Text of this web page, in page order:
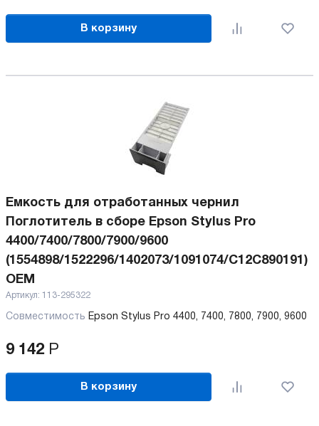
В корзину
Емкость для отработанных чернил
Поглотитель в сборе Epson Stylus Pro
4400/7400/7800/7900/9600
(1554898/1522296/1402073/1091074/C12C890191)
OEM
Артикул: 113-295322
Совместимость Epson Stylus Pro 4400, 7400, 7800, 7900, 9600
9 142 Р
В корзину